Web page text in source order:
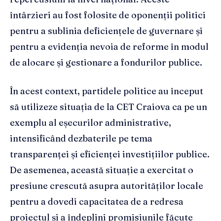
întârzieri au fost folosite de oponenții politici
pentru a sublinia deficiențele de guvernare și
pentru a evidenția nevoia de reforme în modul
de alocare și gestionare a fondurilor publice.
În acest context, partidele politice au început
să utilizeze situația de la CET Craiova ca pe un
exemplu al eșecurilor administrative,
intensificând dezbaterile pe tema
transparenței și eficienței investițiilor publice.
De asemenea, această situație a exercitat o
presiune crescută asupra autorităților locale
pentru a dovedi capacitatea de a redresa
proiectul și a îndeplini promisiunile făcute